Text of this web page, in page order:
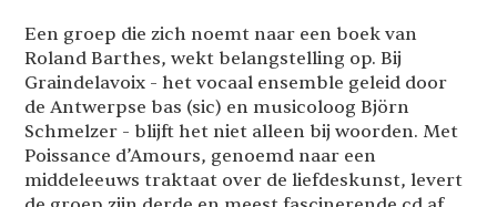
Een groep die zich noemt naar een boek van
Roland Barthes, wekt belangstelling op. Bij
Graindelavoix - het vocaal ensemble geleid door
de Antwerpse bas (sic) en musicoloog Björn
Schmelzer - blijft het niet alleen bij woorden. Met
Poissance d’Amours, genoemd naar een
middeleeuws traktaat over de liefdeskunst, levert